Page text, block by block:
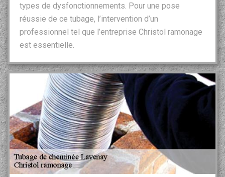
types de dysfonctionnements. Pour une pose
réussie de ce tubage, l’intervention d’un
professionnel tel que l’entreprise Christol ramonage
est essentielle.